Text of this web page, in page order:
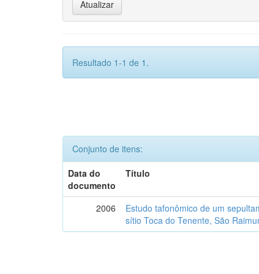
Resultado 1-1 de 1.
Conjunto de itens:
Data do
documento
Título
2006
Estudo tafonômico de um
sítio Toca do Tenente, São